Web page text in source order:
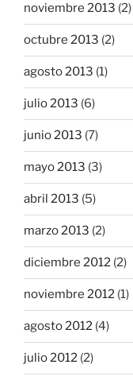
noviembre 2013 (2)
octubre 2013 (2)
agosto 2013 (1)
julio 2013 (6)
junio 2013 (7)
mayo 2013 (3)
abril 2013 (5)
marzo 2013 (2)
diciembre 2012 (2)
noviembre 2012 (1)
agosto 2012 (4)
julio 2012 (2)